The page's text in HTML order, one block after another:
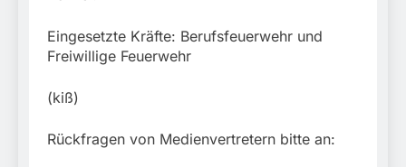
Eingesetzte Kräfte: Berufsfeuerwehr und
Freiwillige Feuerwehr
(kiß)
Rückfragen von Medienvertretern bitte an: